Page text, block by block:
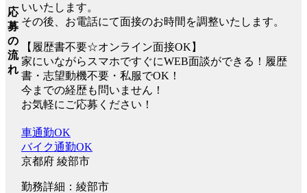
応
募
の
流
れ
いいたします。
その後、お電話にて面接のお時間を調整いたします。
【履歴書不要☆オンライン面接OK】
家にいながらスマホですぐにWEB面談ができる！履歴
書・志望動機不要・私服でOK！
今までの経歴も問いません！
お気軽にご応募ください！
車通勤OK
バイク通勤OK
京都府 綾部市
勤務詳細：綾部市